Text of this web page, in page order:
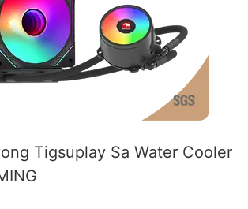
Tigsuplay Sa Water Cooler